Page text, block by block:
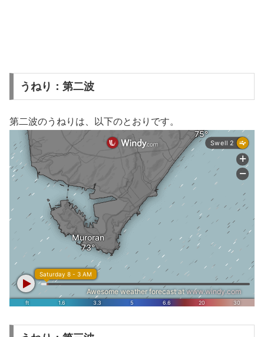
うねり：第二波
第二波のうねりは、以下のとおりです。